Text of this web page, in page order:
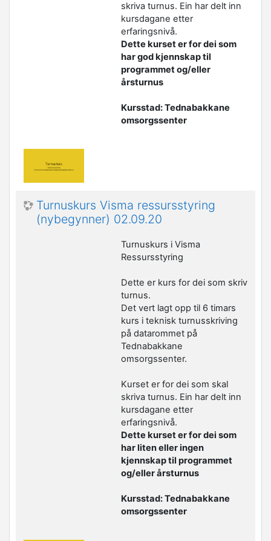
skriva turnus. Ein har delt inn
kursdagane etter
erfaringsnivå.
Dette kurset er for dei som
har god kjennskap til
programmet og/eller
årsturnus
Kursstad: Tednabakkane
omsorgssenter
Turnuskurs Visma ressursstyring
(nybegynner) 02.09.20
Turnuskurs i Visma
Ressursstyring
Dette er kurs for dei som skriv
turnus.
Det vert lagt opp til 6 timars
kurs i teknisk turnusskriving
på datarommet på
Tednabakkane
omsorgssenter.
Kurset er for dei som skal
skriva turnus. Ein har delt inn
kursdagane etter
erfaringsnivå.
Dette kurset er for dei som
har liten eller ingen
kjennskap til programmet
og/eller årsturnus
Kursstad: Tednabakkane
omsorgssenter